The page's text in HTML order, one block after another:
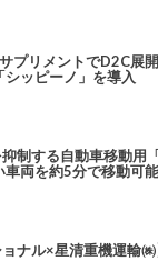
プリメントでD2C展
シッピーノ」を導入
制する自動車移動用
両を約5分で移動可
ョナル×星清重機運輸